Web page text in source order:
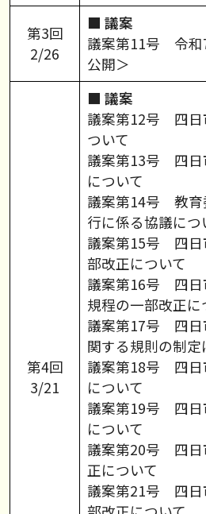
第3回
2/26
■ 議案
議案第11号 令和
公開＞
第4回
3/21
■ 議案
議案第12号 四日
ついて
議案第13号 四日
について
議案第14号 教育
行に係る協議につ
議案第15号 四日
部改正について
議案第16号 四日
規程の一部改正に
議案第17号 四日
関する規則の制定
議案第18号 四日
について
議案第19号 四日
について
議案第20号 四日
正について
議案第21号 四日